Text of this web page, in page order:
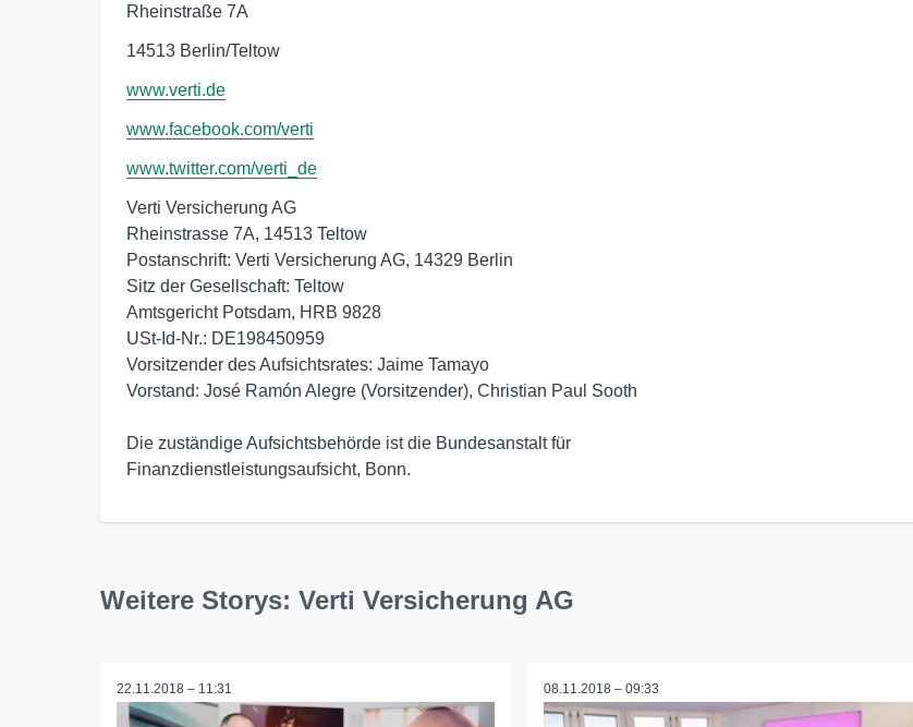
Rheinstraße 7A
14513 Berlin/Teltow
www.verti.de
www.facebook.com/verti
www.twitter.com/verti_de
Verti Versicherung AG
Rheinstrasse 7A, 14513 Teltow
Postanschrift: Verti Versicherung AG, 14329 Berlin
Sitz der Gesellschaft: Teltow
Amtsgericht Potsdam, HRB 9828
USt-Id-Nr.: DE198450959
Vorsitzender des Aufsichtsrates: Jaime Tamayo
Vorstand: José Ramón Alegre (Vorsitzender), Christian Paul Sooth
Die zuständige Aufsichtsbehörde ist die Bundesanstalt für
Finanzdienstleistungsaufsicht, Bonn.
Weitere Storys: Verti Versicherung AG
22.11.2018 – 11:31 08.11.2018 – 09:33